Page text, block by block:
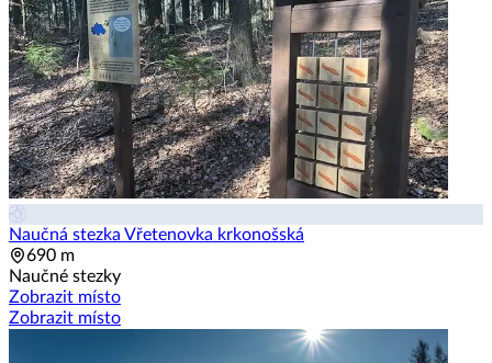
Naučná stezka Vřetenovka krkonošská
690 m
Naučné stezky
Zobrazit místo
Zobrazit místo